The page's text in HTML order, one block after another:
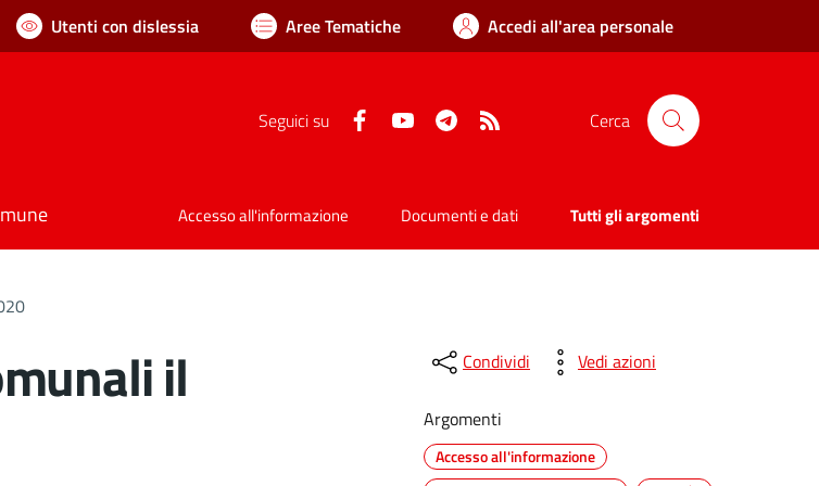
Utenti con dislessia Aree Tematiche Accedi all'area personale
Seguici su FacebookYouTube Telegram Cerca
Accesso all'informazione Documenti e dati Tutti gli argomenti
il
Condividi Vedi azioni
Argomenti
Accesso all'informazione